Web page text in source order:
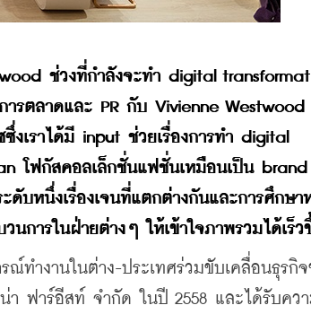
ช่วงที่กำลังจะทำ digital
ารตลาดและ PR กับ Vivienne
งเราได้มี input ช่วยเรื่องการทำ digital
โฟกัสคอลเล็กชั่นแฟชั่นเหมือนเป็น brand
บหนึ่งเรื่องเจนที่แตกต่างกันและการศึกษา
การในฝ่ายต่างๆ ให้เข้าใจภาพรวมได้เร็ว
ำงานในต่าง-ประเทศร่วมขับเคลื่อนธุรกิจ
า ฟาร์อีสท์ จำกัด ในปี 2558 และได้รับคว